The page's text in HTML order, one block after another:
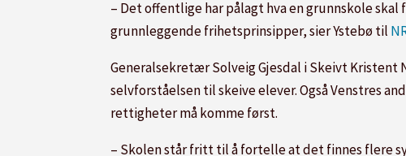
– Det offentlige har pålagt hva en grunnskole
grunnleggende frihetsprinsipper, sier Ystebø til
Generalsekretær Solveig Gjesdal i Skeivt
selvforståelsen til skeive elever. Også Venstres
rettigheter må komme først.
– Skolen står fritt til å fortelle at det finnes flere